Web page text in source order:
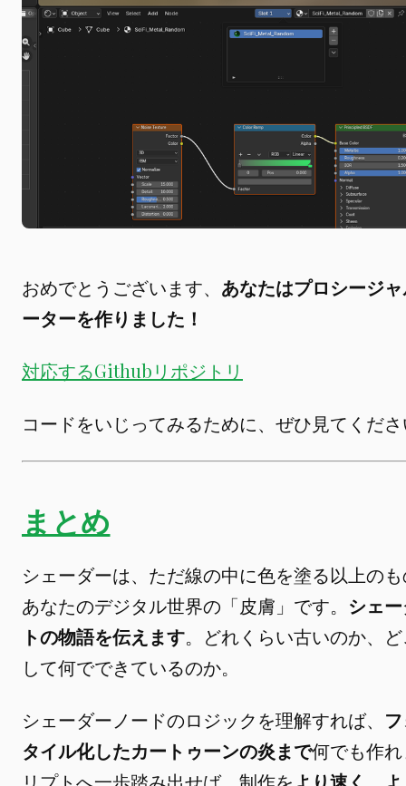
おめでとうございます、 あなたはプロシージ
ーターを作りました！
対応するGithubリポジトリ
コードをいじってみるために、ぜひ見てくだ
まとめ
シェーダーは、ただ線の中に色を塗る以上の
あなたのデジタル世界の「皮膚」です。 シェ
トの物語を伝えます。どれくらい古いのか、
して何でできているのか。
シェーダーノードのロジックを理解すれば、
タイル化したカートゥーンの炎まで何でも作
リプトへ一歩踏み出せば、制作をより速く、